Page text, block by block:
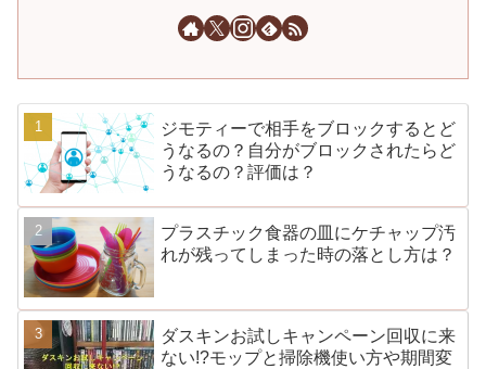
ジモティーで相手をブロックするとど
うなるの？自分がブロックされたらど
うなるの？評価は？
プラスチック食器の皿にケチャップ汚
れが残ってしまった時の落とし方は？
ダスキンお試しキャンペーン回収に来
ない!?モップと掃除機使い方や期間変